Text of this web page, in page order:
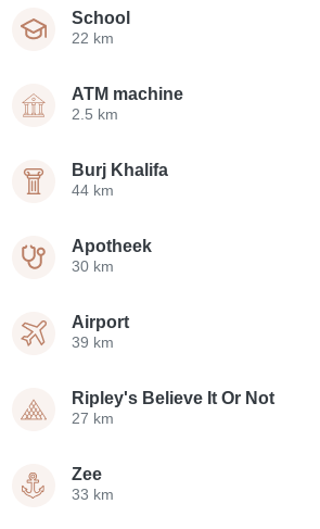
School
22 km
ATM machine
2.5 km
Burj Khalifa
44 km
Apotheek
30 km
Airport
39 km
Ripley's Believe It Or Not
27 km
Zee
33 km